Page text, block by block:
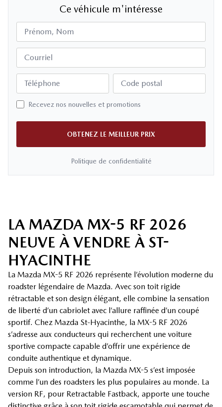
Ce véhicule m'intéresse
Prénom, Nom
Courriel
Téléphone Code postal
Recevez nos nouvelles et promotions
OBTENEZ LE MEILLEUR PRIX
Politique de confidentialité
LA MAZDA MX-5 RF 2026
NEUVE À VENDRE À ST-
HYACINTHE
La Mazda MX-5 RF 2026 représente l’évolution moderne du
roadster légendaire de Mazda. Avec son toit rigide
rétractable et son design élégant, elle combine la sensation
de liberté d’un cabriolet avec l’allure raffinée d’un coupé
sportif. Chez Mazda St-Hyacinthe, la MX-5 RF 2026
s’adresse aux conducteurs qui recherchent une voiture
sportive compacte capable d’offrir une expérience de
conduite authentique et dynamique.
Depuis son introduction, la Mazda MX-5 s’est imposée
comme l’un des roadsters les plus populaires au monde. La
version RF, pour Retractable Fastback, apporte une touche